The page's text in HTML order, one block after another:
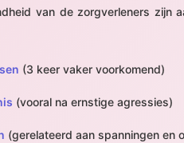
van de zorgverleners zijn
(3 keer vaker voorkomend)
(vooral na ernstige agressies)
(gerelateerd aan spanningen en